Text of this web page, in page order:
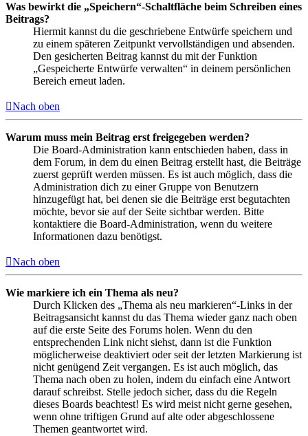
Was bewirkt die „Speichern“-Schaltfläche beim Schreiben eines
Beitrags?
Hiermit kannst du die geschriebene Entwürfe speichern und
zu einem späteren Zeitpunkt vervollständigen und absenden.
Den gesicherten Beitrag kannst du mit der Funktion
„Gespeicherte Entwürfe verwalten“ in deinem persönlichen
Bereich erneut laden.
Nach oben
Warum muss mein Beitrag erst freigegeben werden?
Die Board-Administration kann entschieden haben, dass in
dem Forum, in dem du einen Beitrag erstellt hast, die Beiträge
zuerst geprüft werden müssen. Es ist auch möglich, dass die
Administration dich zu einer Gruppe von Benutzern
hinzugefügt hat, bei denen sie die Beiträge erst begutachten
möchte, bevor sie auf der Seite sichtbar werden. Bitte
kontaktiere die Board-Administration, wenn du weitere
Informationen dazu benötigst.
Nach oben
Wie markiere ich ein Thema als neu?
Durch Klicken des „Thema als neu markieren“-Links in der
Beitragsansicht kannst du das Thema wieder ganz nach oben
auf die erste Seite des Forums holen. Wenn du den
entsprechenden Link nicht siehst, dann ist die Funktion
möglicherweise deaktiviert oder seit der letzten Markierung ist
nicht genügend Zeit vergangen. Es ist auch möglich, das
Thema nach oben zu holen, indem du einfach eine Antwort
darauf schreibst. Stelle jedoch sicher, dass du die Regeln
dieses Boards beachtest! Es wird meist nicht gerne gesehen,
wenn ohne triftigen Grund auf alte oder abgeschlossene
Themen geantwortet wird.